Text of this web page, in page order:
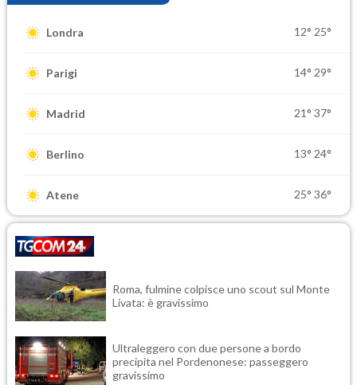
Londra 12° 25°
Parigi 14° 29°
Madrid 21° 37°
Berlino 13° 24°
Atene 25° 36°
Roma, fulmine colpisce uno scout sul Monte
Livata: è gravissimo
Ultraleggero con due persone a bordo
precipita nel Pordenonese: passeggero
gravissimo